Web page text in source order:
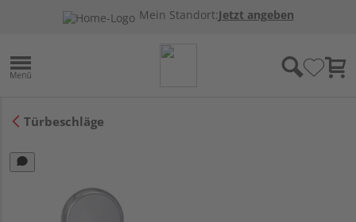
Mein Standort:Jetzt angeben
Türbeschläge